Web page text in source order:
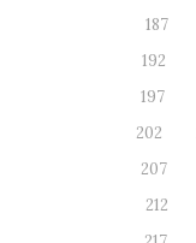
187
192
197
202
207
212